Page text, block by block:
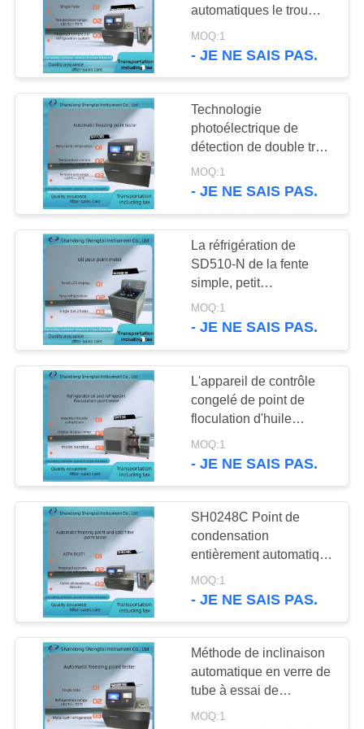
SITE
PRIVACY
POLICYInstrument d'essai
d'alimentation
58
Instruments
pharmaceutiques
d'essai
246
Équipement d'essai
d'huile de table
Instruments
d'analyse chimique
automatiques le trou
simple de filtre de point
de congélation
MOQ:1
- JE NE SAIS PAS.
Technologie
photoélectrique de
détection de double trou
pour l'appareil de
contrôle complètement
MOQ:1
- JE NE SAIS PAS.
La réfrigération de
SD510-N de la fente
simple, petit
compresseur d'affichage
d'affichage à cristaux
point de congélation
MOQ:1
- JE NE SAIS PAS.
L'appareil de contrôle
congelé de point de
floculation d'huile
convient aux huiles de
frigorification d'huile
MOQ:1
- JE NE SAIS PAS.
SH0248C Point de
condensation
entièrement automatique
Testeur de point de filtre
à froid Réfrigération de
MOQ:1
- JE NE SAIS PAS.
Méthode de inclinaison
automatique en verre de
tube à essai de
congélation de SH113E
MOQ:1